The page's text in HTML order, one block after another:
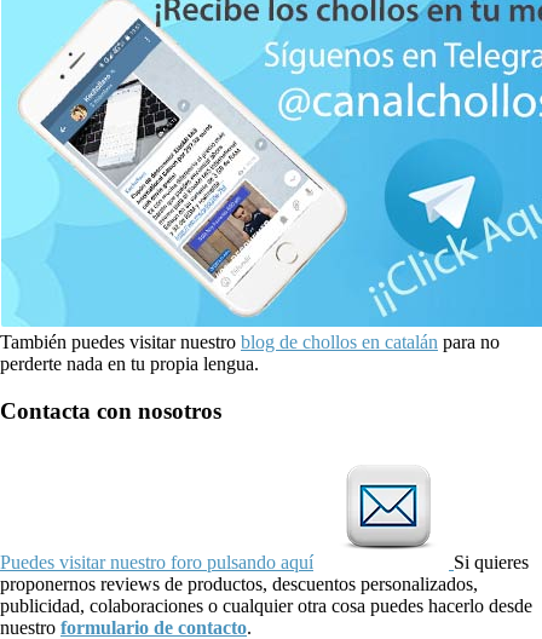
También puedes visitar nuestro blog de chollos en catalán para no
perderte nada en tu propia lengua.
Contacta con nosotros
Puedes visitar nuestro foro pulsando aquí
Si quieres
proponernos reviews de productos, descuentos personalizados,
publicidad, colaboraciones o cualquier otra cosa puedes hacerlo desde
nuestro formulario de contacto.